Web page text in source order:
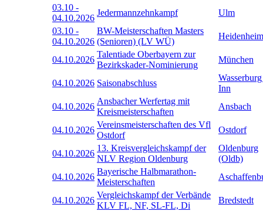
03.10 -
04.10.2026
Jedermannzehnkampf
Ulm
03.10 -
04.10.2026
BW-Meisterschaften Masters
(Senioren) (LV WÜ)
Heidenheim
04.10.2026
Talentiade Oberbayern zur
Bezirkskader-Nominierung
München
04.10.2026 Saisonabschluss
Inn
04.10.2026
Ansbacher Werfertag mit
Kreismeisterschaften
Ansbach
04.10.2026
Vereinsmeisterschaften des Vfl
Ostdorf
Ostdorf
04.10.2026
13. Kreisvergleichskampf der
NLV Region Oldenburg
Oldenburg
(Oldb)
04.10.2026
Bayerische Halbmarathon-
Meisterschaften
04.10.2026
Vergleichskampf der Verbände
KLV FL, NF, SL-FL, Di
Bredstedt